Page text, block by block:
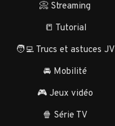
📀 Streaming
📒 Tutorial
🧑‍💻 Trucs et astuces JV
🚘 Mobilité
🎮 Jeux vidéo
🍿 Série TV